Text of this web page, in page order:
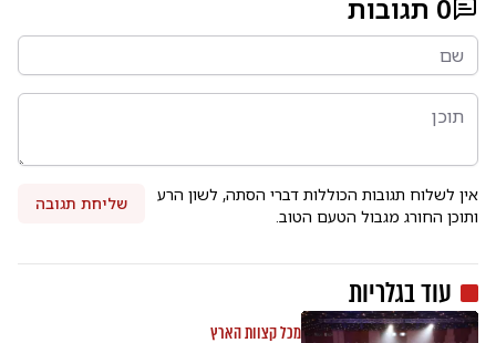
0 תגובות
אין לשלוח תגובות הכוללות דברי הסתה, לשון הרע
ותוכן החורג מגבול הטעם הטוב.
שליחת תגובה
עוד בגלריות
מכל קצוות הארץ